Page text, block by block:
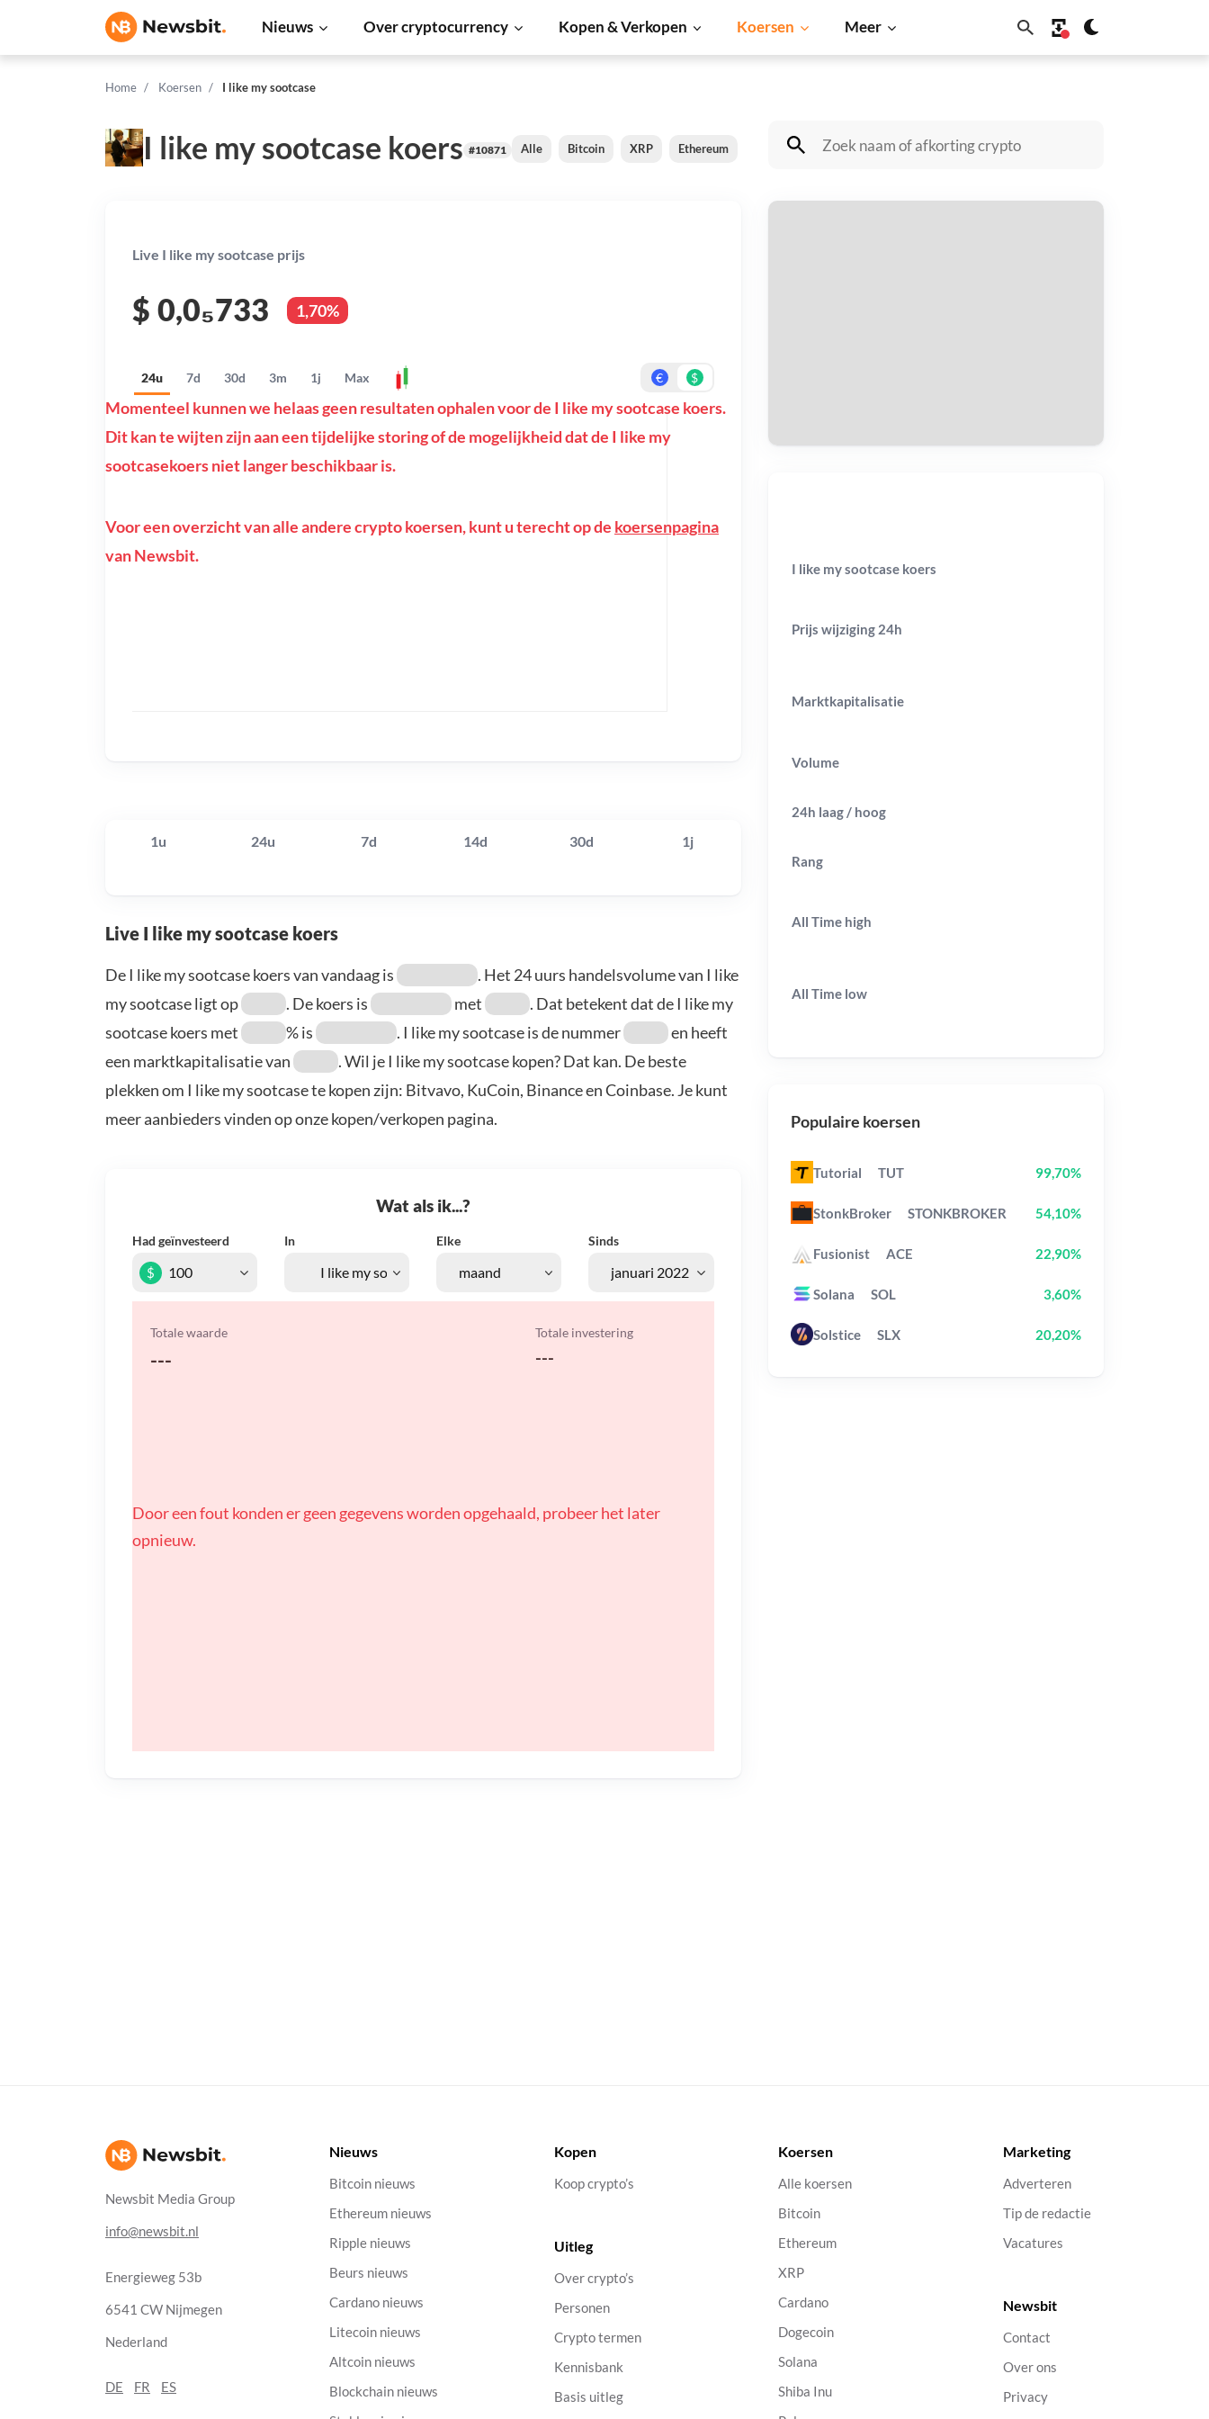
Nieuws Over cryptocurrency Kopen & Verkopen Koersen Meer
Home Koersen I like my sootcase
I like my sootcase koers #10871 Alle Bitcoin XRP Ethereum Cardano Shiba Inu Dogecoin Solana
Live I like my sootcase prijs
$ 0,0₅733 1,70%
24u 7d 30d 3m 1j Max € $
Momenteel kunnen we helaas geen resultaten ophalen voor de I like my sootcase koers.
Dit kan te wijten zijn aan een tijdelijke storing of de mogelijkheid dat de I like my
sootcasekoers niet langer beschikbaar is.
Voor een overzicht van alle andere crypto koersen, kunt u terecht op de koersenpagina
van Newsbit.
1u 24u 7d 14d 30d 1j
Live I like my sootcase koers
De I like my sootcase koers van vandaag is
. Het 24 uurs handelsvolume van I like
my sootcase ligt op
. De koers is met
. Dat betekent dat de I like my
sootcase koers met
% is . I like my sootcase is de nummer
en heeft
een marktkapitalisatie van
. Wil je I like my sootcase kopen? Dat kan. De beste
plekken om I like my sootcase te kopen zijn: Bitvavo, KuCoin, Binance en Coinbase. Je kunt
meer aanbieders vinden op onze kopen/verkopen pagina.
Wat als ik...?
Had geïnvesteerd In Elke Sinds
$
Totale waarde
---
Totale investering
---
Door een fout konden er geen gegevens worden opgehaald, probeer het later
opnieuw.
I like my sootcase koers
Prijs wijziging 24h
Marktkapitalisatie
Volume
24h laag / hoog
Rang
All Time high
All Time low
Populaire koersen
Tutorial TUT 99,70%
StonkBroker STONKBROKER 54,10%
Fusionist ACE 22,90%
Solana SOL 3,60%
Solstice SLX 20,20%
Newsbit Media Group
info@newsbit.nl
Energieweg 53b
6541 CW Nijmegen
Nederland
DE FR ES
Nieuws
Bitcoin nieuws
Ethereum nieuws
Ripple nieuws
Beurs nieuws
Cardano nieuws
Litecoin nieuws
Altcoin nieuws
Blockchain nieuws
Kopen
Koop crypto’s
Uitleg
Over crypto’s
Personen
Crypto termen
Kennisbank
Basis uitleg
Koersen
Alle koersen
Bitcoin
Ethereum
XRP
Cardano
Dogecoin
Solana
Shiba Inu
Marketing
Adverteren
Tip de redactie
Vacatures
Newsbit
Contact
Over ons
Privacy